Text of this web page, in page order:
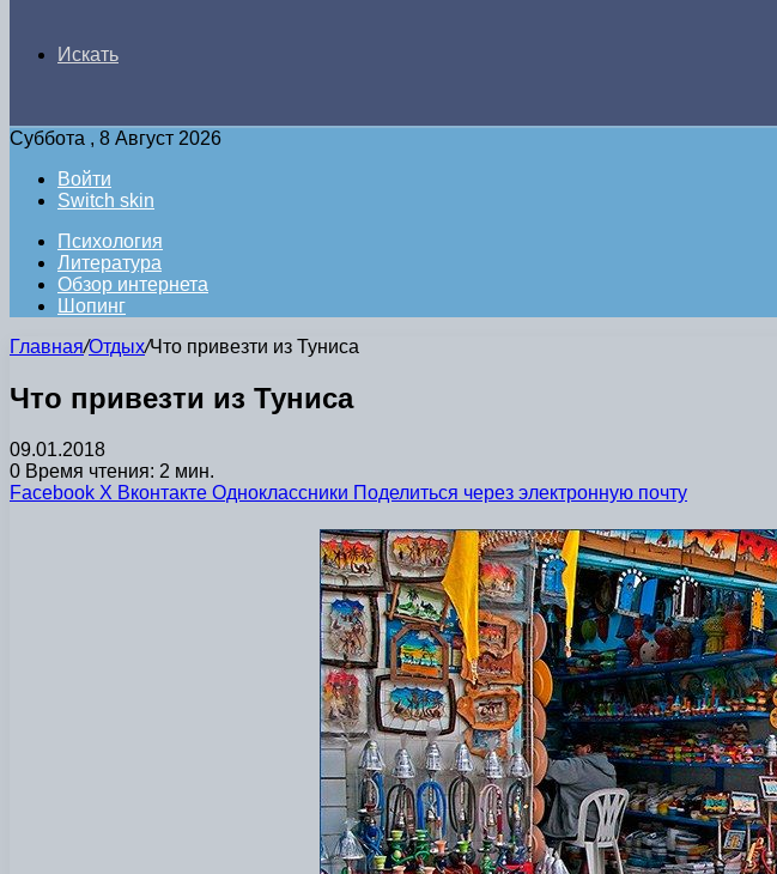
Искать
Суббота , 8 Август 2026
Войти
Switch skin
Психология
Литература
Обзор интернета
Шопинг
Главная/Отдых/Что привезти из Туниса
Что привезти из Туниса
09.01.2018
0 Время чтения: 2 мин.
Facebook X Вконтакте Одноклассники Поделиться через электронную почту